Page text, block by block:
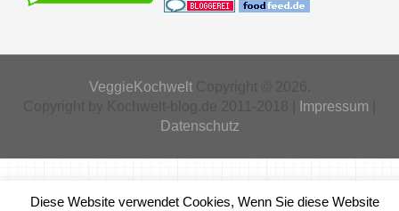
VeggieKochweltCopyright © 2026.
Impressum
Datenschutz
Diese Website verwendet Cookies, Wenn Sie diese Website